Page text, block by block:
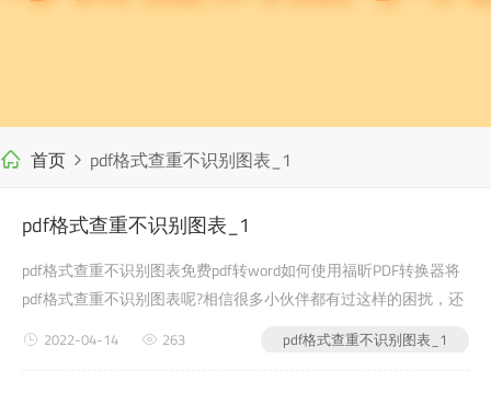
首页 pdf格式查重不识别图表_1
pdf格式查重不识别图表_1
pdf格式查重不识别图表免费pdf转word如何使用福昕PDF转换器将
pdf格式查重不识别图表呢?相信很多小伙伴都有过这样的困扰，还
pdf格式查重不识别图表_1
2022-04-14 263